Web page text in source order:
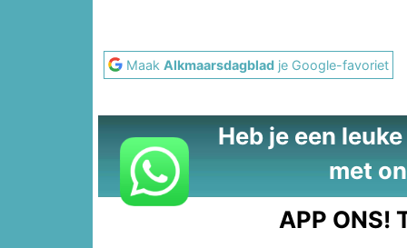
Maak Alkmaarsdagblad je Google-favoriet
Heb je een
met
APP ONS!